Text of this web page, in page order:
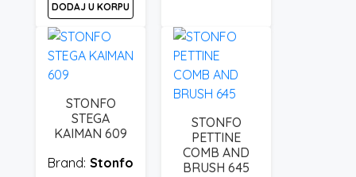
DODAJ U KORPU
STONFO
STEGA
KAIMAN 609
Stonfo
STONFO
PETTINE
COMB AND
BRUSH 645